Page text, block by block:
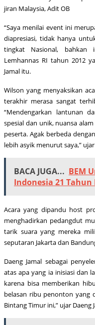
jiran Malaysia, Adit OB
“Saya menilai event ini
diapresiasi, tidak hanya
tingkat Nasional, bahkan
Lemhannas RI tahun 2012
Jamal itu.
Wilson yang menyaksikan
terakhir merasa sangat
“Mendengarkan lantunan
spesial dan unik, nuansa
peserta. Agak berbeda
lebih asyik menurut saya,”
BACA JUGA... BEM
Indonesia 21 Tahun
Acara yang dipandu host
menghadirkan pedangdut
tarik suara yang mereka
seputaran Jakarta dan
Daeng Jamal sebagai
atas apa yang ia inisiasi dan
karena bisa memberikan
belasan ribu penonton yang
Bintang Timur ini,” ujar Daeng